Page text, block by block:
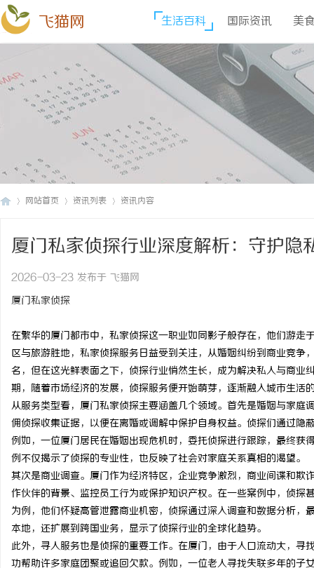
飞猫网 生活百科 国际资讯 美
网站首页 资讯列表 资讯内容
厦门私家侦探行业深度解析：守护隐
2026-03-23 发布于 飞猫网
厦门私家侦探
在繁华的厦门都市中，私家侦探这一职业如同影子般存在，他们游
区与旅游胜地，私家侦探服务日益受到关注，从婚姻纠纷到商业竞
名，但在这光鲜表面之下，侦探行业悄然生长，成为解决私人与商
期，随着市场经济的发展，侦探服务便开始萌芽，逐渐融入城市生活
从服务类型看，厦门私家侦探主要涵盖几个领域。首先是婚姻与家
佣侦探收集证据，以便在离婚或调解中保护自身权益。侦探们通过
例如，一位厦门居民在婚姻出现危机时，委托侦探进行跟踪，最终
例不仅揭示了侦探的专业性，也反映了社会对家庭关系真相的渴望。
其次是商业调查。厦门作为经济特区，企业竞争激烈，商业间谍和
作伙伴的背景、监控员工行为或保护知识产权。在一些案例中，侦
为例，他们怀疑高管泄露商业机密，侦探通过深入调查和数据分析
本地，还扩展到跨国业务，显示了侦探行业的全球化趋势。
此外，寻人服务也是侦探的重要工作。在厦门，由于人口流动大，
功帮助许多家庭团聚或追回欠款。例如，一位老人寻找失联多年的